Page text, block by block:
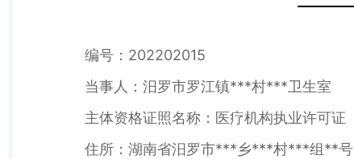
编号：202202015
当事人：汨罗市罗江镇***村***卫生室
主体资格证照名称：医疗机构执业许可证
住所：湖南省汨罗市***乡***村***组**号